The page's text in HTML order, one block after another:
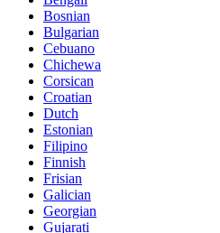
Bosnian
Bulgarian
Cebuano
Chichewa
Corsican
Croatian
Dutch
Estonian
Filipino
Finnish
Frisian
Galician
Georgian
Gujarati